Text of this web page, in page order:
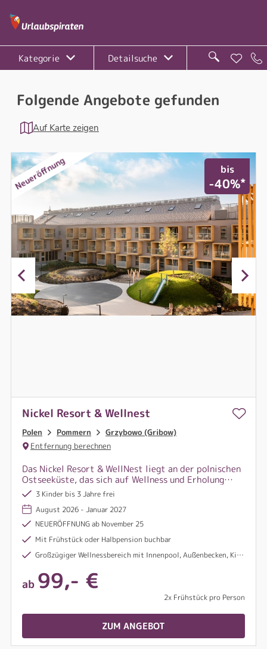
Kategorie Detailsuche
Folgende Angebote gefunden
Auf Karte zeigen
Neueröffnung bis
-40%*
Nickel Resort & Wellnest
Polen Pommern
Grzybowo (Gribow)
Entfernung berechnen
Das Nickel Resort & WellNest liegt an der polnischen
Ostseeküste, das sich auf Wellness und Erholung
spezialisiert hat. Es liegt in der Nähe eines
Küstenwaldes und des Strandes und bietet einen
Wellnessbereich mit Wasseranwendungen, Saunen,
Fitness uvm.
3 Kinder bis 3 Jahre frei
August 2026 - Januar 2027
NEUERÖFFNUNG ab November 25
Mit Frühstück oder Halbpension buchbar
Großzügiger Wellnessbereich mit Innenpool, Außenbecken, Kinderbecken, Whirlpool, Saunen uvm.
ab 99,- €
2x Frühstück pro Person
ZUM ANGEBOT